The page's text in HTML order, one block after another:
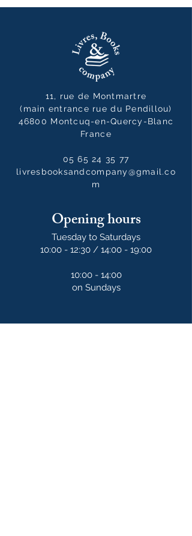
11, rue de Montmartre
(main entrance rue du Pendillou)
46800 Montcuq-en-Quercy-Blanc
France
05 65 24 35 77
livresbooksandcompany@gmail.co
m
Opening hours
Tuesday to Saturdays
10:00 - 12:30 / 14:00 - 19:00
10:00 - 14:00
on Sundays